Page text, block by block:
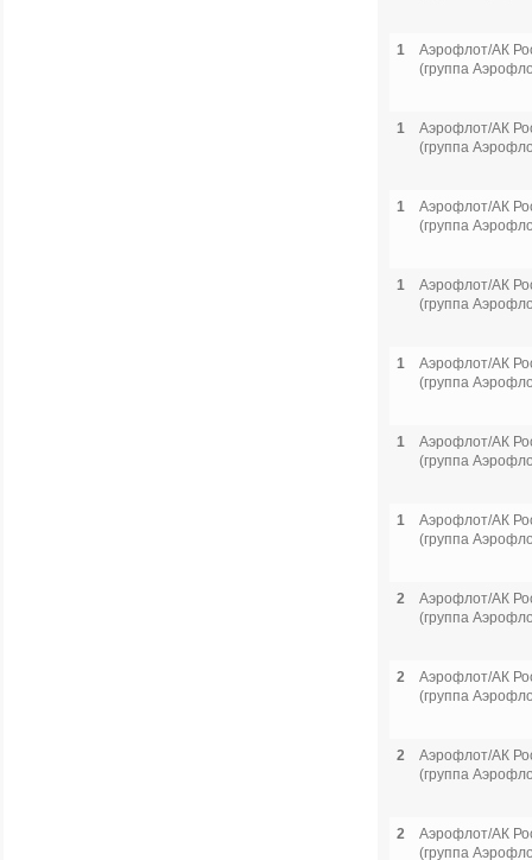
1
Аэрофлот/АК
(группа
1
Аэрофлот/АК
(группа
1
Аэрофлот/АК
(группа
1
Аэрофлот/АК
(группа
1
Аэрофлот/АК
(группа
1
Аэрофлот/АК
(группа
1
Аэрофлот/АК
(группа
2
Аэрофлот/АК
(группа
2
Аэрофлот/АК
(группа
2
Аэрофлот/АК
(группа
2
Аэрофлот/АК
(группа